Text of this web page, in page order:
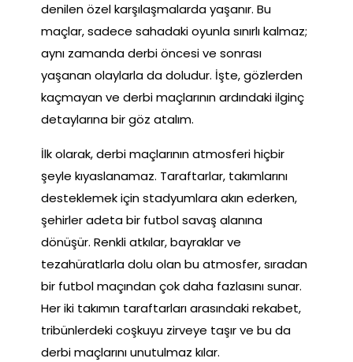
denilen özel karşılaşmalarda yaşanır. Bu
maçlar, sadece sahadaki oyunla sınırlı kalmaz;
aynı zamanda derbi öncesi ve sonrası
yaşanan olaylarla da doludur. İşte, gözlerden
kaçmayan ve derbi maçlarının ardındaki ilginç
detaylarına bir göz atalım.
İlk olarak, derbi maçlarının atmosferi hiçbir
şeyle kıyaslanamaz. Taraftarlar, takımlarını
desteklemek için stadyumlara akın ederken,
şehirler adeta bir futbol savaş alanına
dönüşür. Renkli atkılar, bayraklar ve
tezahüratlarla dolu olan bu atmosfer, sıradan
bir futbol maçından çok daha fazlasını sunar.
Her iki takımın taraftarları arasındaki rekabet,
tribünlerdeki coşkuyu zirveye taşır ve bu da
derbi maçlarını unutulmaz kılar.